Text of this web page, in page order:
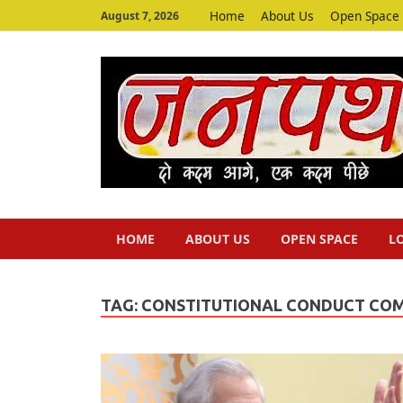
August 7, 2026 Home About Us Open Space
HOME ABOUT US OPEN SPACE
TAG: CONSTITUTIONAL CONDUCT